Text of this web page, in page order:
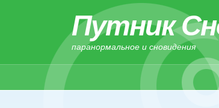
Путник
паранормальное и сновидения